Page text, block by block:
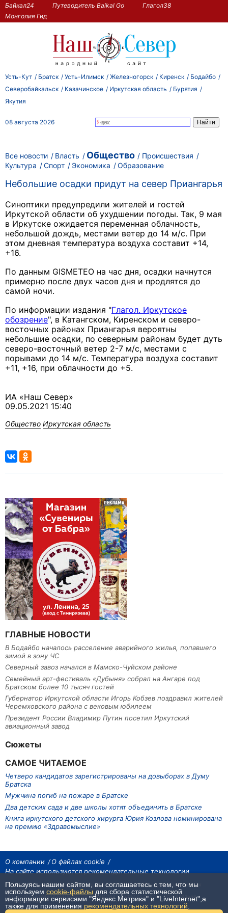
Байкал24 Путеводитель Baikal Go
Глагол38
Монголия Гид
Усть-Кут Братск Усть-Илимск Железногорск Киренск
Бодайбо
Северобайкальск
Казачинское Иркутская область
Бурятия
Якутия
08 августа 2026
Все новости Власть Общество
Происшествия
Культура
Спорт Экономика Образование
Небольшие осадки придут на север Приангарья
Синоптики предупредили жителей и гостей
Иркутской области об ухудшении погоды. Так, 9 мая
в Иркутске ожидается переменная облачность,
небольшой дождь, местами ветер до 14 м/с. При
этом дневная температура воздуха составит +14,
+16.
По данным GISMETEO на час дня, осадки начнутся
примерно после двух часов дня и продлятся до
самой ночи.
По информации издания "Глагол. Иркутское
обозрение", в Катангском, Киренском и северо-
восточных районах Приангарья вероятны
небольшие осадки, по северным районам будет дуть
северо-восточный ветер 2-7 м/с, местами с
порывами до 14 м/с. Температура воздуха составит
+11, +16, при облачности до +5.
ИА «Наш Север»
09.05.2021 15:40
Общество Иркутская область
ГЛАВНЫЕ НОВОСТИ
В Бодайбо началось расселение аварийного жилья, попавшего
зимой в зону ЧС
Северный завоз начался в Мамско-Чуйском районе
Семейный арт-фестиваль «Дубыня» собрал на Ангаре под
Братском более 10 тысяч гостей
Губернатор Иркутской области Игорь Кобзев поздравил жителей
Черемховского района с вековым юбилеем
Президент России Владимир Путин посетил Иркутский
авиационный завод
Сюжеты
САМОЕ ЧИТАЕМОЕ
Четверо кандидатов зарегистрированы на довыборах в Думу
Братска
Мужчина погиб на пожаре в Братске
Два детских сада и две школы хотят объединить в Братске
Книга иркутского детского хирурга Юрия Козлова номинирована
на премию «Здравомыслие»
О компании
О файлах cookie
На сайте используются рекомендательные технологии
На сайте размещаются материалы ИА «Наш Север». Все права охраняются
законом.
При использовании материалов агентства на других сайтах, обязательна
гиперссылка.
Пользуясь нашим сайтом, вы соглашаетесь с тем, что мы
используем cookie-файлы для сбора статистической
информации сервисами "Яндекс.Метрика" и "LiveInternet",а
также для применения рекомендательных технологий